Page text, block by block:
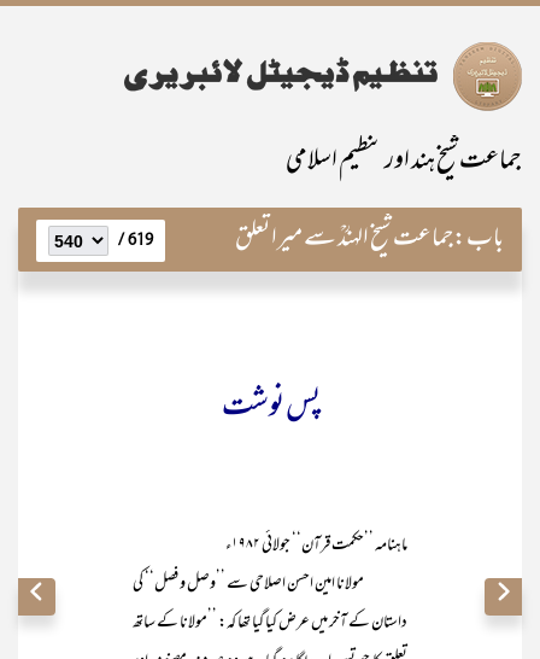
جماعت شیخ ہند اور تنظیم اسلامی
باب:جماعت شیخ الہندؒ سے میرا تعلق 619 /
پس نوشت
ماہنامہ ’’حکمت قرآن‘‘ جولائی ۱۹۸۲ء
مولانا امین احسن اصلاحی سے ’’وصل و فصل‘‘ کی
داستان کے آخر میں عرض کیا گیا تھا کہ: ’’مولانا کے ساتھ